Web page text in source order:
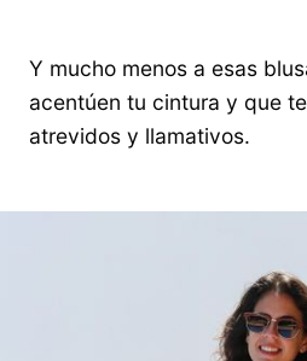
Y mucho menos a esas
acentúen tu cintura y que
atrevidos y llamativos.